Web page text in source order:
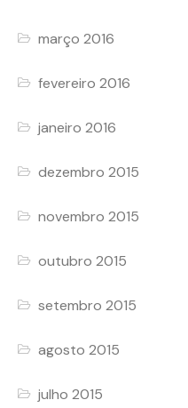
março 2016
fevereiro 2016
janeiro 2016
dezembro 2015
novembro 2015
outubro 2015
setembro 2015
agosto 2015
julho 2015